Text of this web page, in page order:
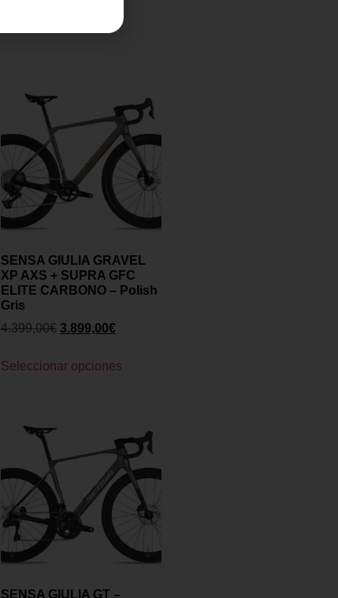
SENSA GIULIA GRAVEL
XP AXS + SUPRA GFC
ELITE CARBONO – Polish
Gris
4.399,00€ 3.899,00€
Seleccionar opciones
SENSA GIULIA GT –